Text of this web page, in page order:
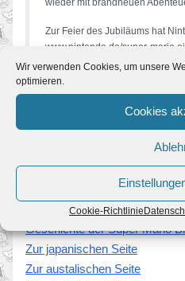
Wir verwenden Cookies, um unsere
optimieren.
Cookies
Cookie-Richtlinie
wieder mit brandneuen
Zur Feier des Jubiläums hat
www.nintendo.de/super-mario
Mario-Fans an einem
hochladen, in denen sie der
Ausdruck verleihen.
unserem Lieblingsklempner
Zum Sternekatalog
Geschichte der Super Mario
Zur japanischen Seite
Zur austalischen Seite